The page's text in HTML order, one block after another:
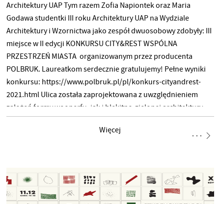
Architektury UAP Tym razem Zofia Napiontek oraz Maria
Godawa studentki III roku Architektury UAP na Wydziale
Architektury i Wzornictwa jako zespół dwuosobowy zdobyły: III
miejsce w II edycji KONKURSU CITY&REST WSPÓLNA
PRZESTRZEŃ MIASTA organizowanym przez producenta
POLBRUK. Laureatkom serdecznie gratulujemy! Pełne wyniki
konkursu: https://www.polbruk.pl/pl/konkurs-cityandrest-
2021.html Ulica została zaprojektowana z uwzględnieniem
założeń formy woonerfu, jak i błękitno-zielonej architektury.
w użytkowaniu i przystosowana do potrzeb wszystkich grup
wieku, orientacji czy stopnia sprawności. W Projekcie
zachowana została myśl “safety by design”, dzięki
której kładzie się nacisk na bezpieczeństwo i uspokojenie
Więcej